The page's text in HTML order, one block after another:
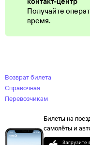
Получайте
время.
Возврат билета
Справочная
Перевозчикам
Билеты на
самолёты и